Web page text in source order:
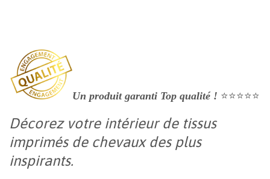
Un produit garanti Top qualité ! ⭐⭐⭐⭐⭐
Décorez votre intérieur de tissus
imprimés de chevaux des plus
inspirants.